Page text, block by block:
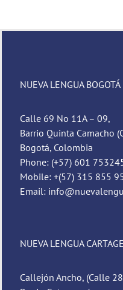
NUEVA LENGUA BOGOTÁ
Calle 69 No 11A – 09,
Barrio Quinta Camacho
Bogotá, Colombia
Phone: (+57) 601
Mobile: +(57) 315 855
Email:
NUEVA LENGUA
Callejón Ancho, (Calle